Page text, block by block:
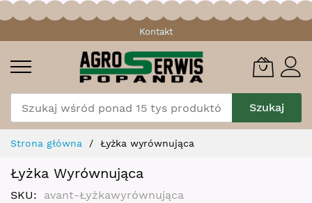
Przejdź
Kontakt
Szukaj
Strona główna Łyżka wyrównująca
Łyżka Wyrównująca
SKU avant-Łyżkawyrównująca